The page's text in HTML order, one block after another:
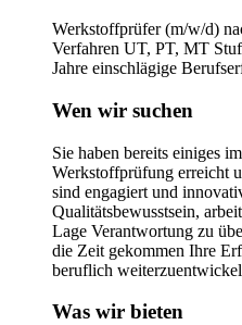
Werkstoffprüfer (m/w/d)
Verfahren UT, PT, MT
Jahre einschlägige
Wen wir suchen
Sie haben bereits einiges
Werkstoffprüfung erreicht
sind engagiert und
Qualitätsbewusstsein,
Lage Verantwortung zu
die Zeit gekommen Ihre
beruflich
Was wir bieten